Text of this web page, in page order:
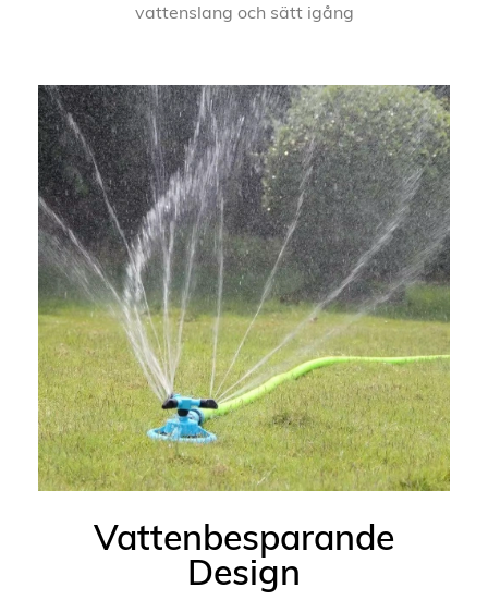
vattenslang och sätt igång
Vattenbesparande
Design